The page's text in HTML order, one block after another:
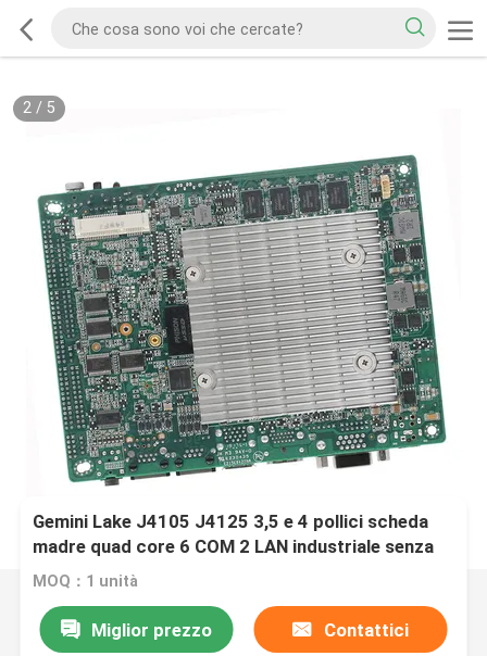
2/ 5
Gemini Lake J4105 J4125 3,5 e 4 pollici scheda
madre quad core 6 COM 2 LAN industriale senza
ventole
MOQ：1 unità
Miglior prezzo Contattici